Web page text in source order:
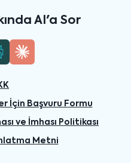
AI'a Sor
İçin Başvuru Formu
ve İmhası Politikası
Metni